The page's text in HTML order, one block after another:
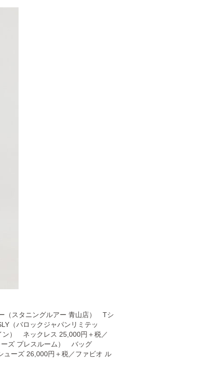
（スタニングルアー 青山店） Tシ
（バロックジャパンリミテッ
） ネックレス 25,000円＋税／
ーズ プレスルーム） バッグ
ーズ 26,000円＋税／ファビオ ル